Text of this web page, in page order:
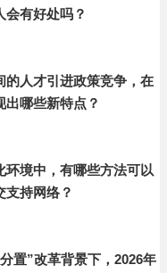
会有好处吗？
的人才引进政策竞争，在
出哪些新特点？
环境中，有哪些方法可以
支持网络？
置”改革背景下，2026年